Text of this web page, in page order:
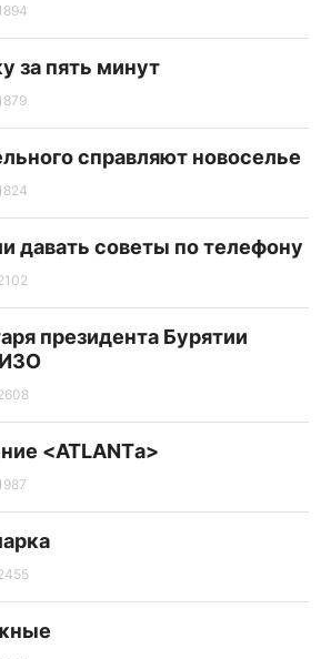
за пять минут
справляют новоселье
давать советы по телефону
президента Бурятии
<ATLANTа>